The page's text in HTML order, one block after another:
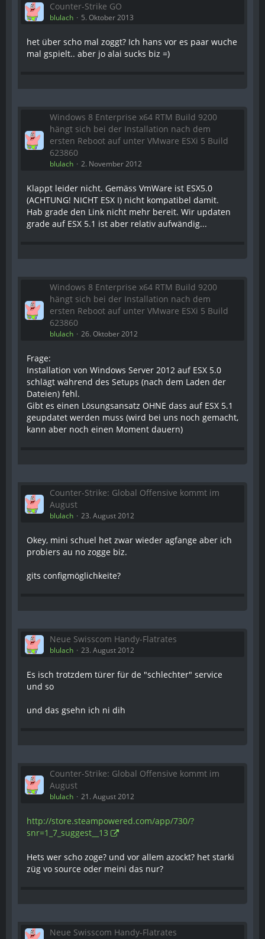
Counter-Strike GO
blulach 5. Oktober 2013
het über scho mal zoggt? Ich hans vor es paar wuche
mal gspielt.. aber jo alai sucks biz =)
Windows 8 Enterprise x64 RTM Build 9200
hängt sich bei der Installation nach dem
ersten Reboot auf unter VMware ESXi 5 Build
623860
blulach 2. November 2012
Klappt leider nicht. Gemäss VmWare ist ESX5.0
(ACHTUNG! NICHT ESX I) nicht kompatibel damit.
Hab grade den Link nicht mehr bereit. Wir updaten
grade auf ESX 5.1 ist aber relativ aufwändig...
Windows 8 Enterprise x64 RTM Build 9200
hängt sich bei der Installation nach dem
ersten Reboot auf unter VMware ESXi 5 Build
623860
blulach 26. Oktober 2012
Frage:
Installation von Windows Server 2012 auf ESX 5.0
schlägt während des Setups (nach dem Laden der
Dateien) fehl.
Gibt es einen Lösungsansatz OHNE dass auf ESX 5.1
geupdatet werden muss (wird bei uns noch gemacht,
kann aber noch einen Moment dauern)
Counter-Strike: Global Offensive kommt im
August
blulach 23. August 2012
Okey, mini schuel het zwar wieder agfange aber ich
probiers au no zogge biz.
gits configmöglichkeite?
Neue Swisscom Handy-Flatrates
blulach 23. August 2012
Es isch trotzdem türer für de "schlechter" service
und so
und das gsehn ich ni dih
Counter-Strike: Global Offensive kommt im
August
blulach 21. August 2012
http://store.steampowered.com/app/730/?
snr=1_7_suggest__13
Hets wer scho zoge? und vor allem azockt? het starki
züg vo source oder meini das nur?
Neue Swisscom Handy-Flatrates